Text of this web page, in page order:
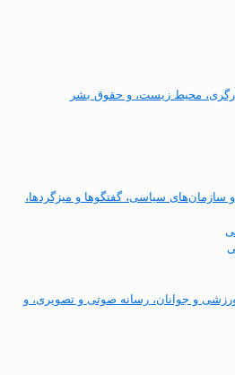
سازمان‌های سیاسی، گفتگوها و میزگردها،
ورزشی و جوانان، رسانه صوتی و تصویری، و